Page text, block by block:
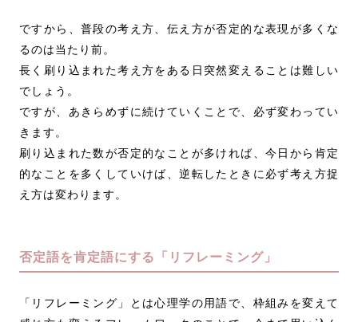
ですから、普段の考え方、伝え方が否定的な表現が多くな
るのは当たり前。
長く刷り込まれた考え方をある日突然変えることは難しい
でしょう。
ですが、あきらめずに続けていくことで、必ず変わってい
きます。
刷り込まれた数が否定的なことが多ければ、今日から肯定
的なことを多くしていけば、逆転したときに必ず考え方捉
え方は変わります。
否定語を肯定語にする「リフレーミング」
「リフレーミング」とは心理学の用語で、枠組みを変えて